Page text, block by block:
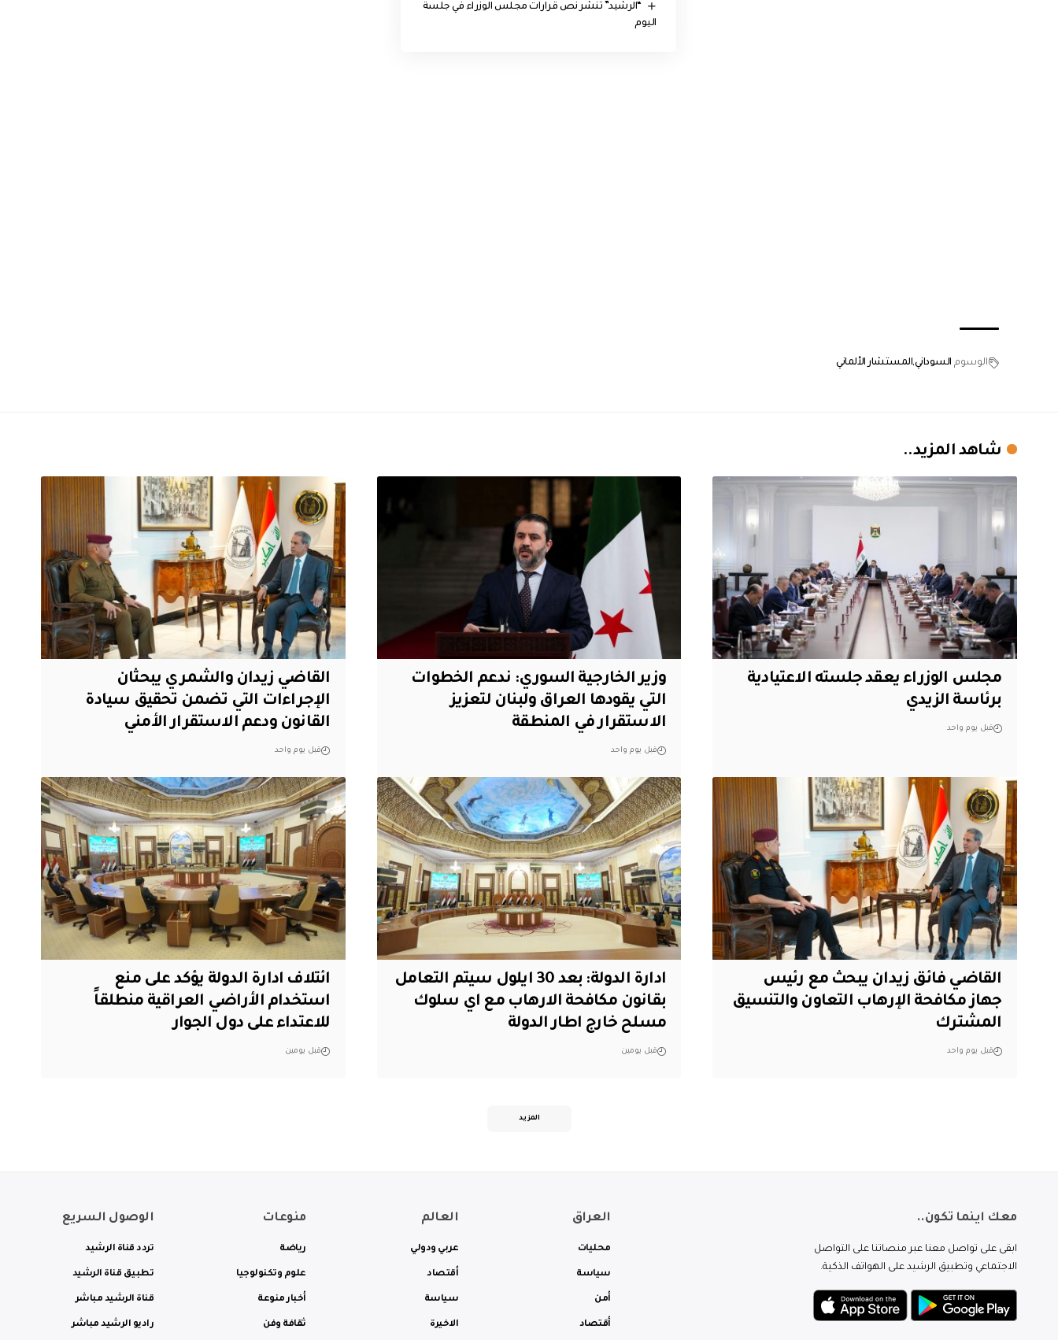
“الرشيد” تنشر نص قرارات مجلس الوزراء في جلسة
اليوم
الوسوم السوداني المستشار الألماني
شاهد المزيد..
مجلس الوزراء يعقد جلسته الاعتيادية
برئاسة الزيدي
قبل يوم واحد
وزير الخارجية السوري: ندعم الخطوات
التي يقودها العراق ولبنان لتعزيز
الاستقرار في المنطقة
قبل يوم واحد
القاضي زيدان والشمري يبحثان
الإجراءات التي تضمن تحقيق سيادة
القانون ودعم الاستقرار الأمني
قبل يوم واحد
القاضي فائق زيدان يبحث مع رئيس
جهاز مكافحة الإرهاب التعاون والتنسيق
المشترك
قبل يوم واحد
ادارة الدولة: بعد 30 ايلول سيتم التعامل
بقانون مكافحة الارهاب مع اي سلوك
مسلح خارج اطار الدولة
قبل يومين
ائتلاف ادارة الدولة يؤكد على منع
استخدام الأراضي العراقية منطلقاً
للاعتداء على دول الجوار
قبل يومين
المزيد
معك اينما تكون..
ابقى على تواصل معنا عبر منصاتنا على التواصل
الاجتماعي وتطبيق الرشيد على الهواتف الذكية.
العراق
محليات
سياسة
أمن
أقتصاد
العالم
عربي ودولي
أقتصاد
سياسة
الاخيرة
منوعات
رياضة
علوم وتكنولوجيا
أخبار منوعة
ثقافة وفن
الوصول السريع
تردد قناة الرشيد
تطبيق قناة الرشيد
قناة الرشيد مباشر
راديو الرشيد مباشر